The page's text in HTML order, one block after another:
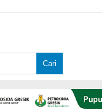
Cari